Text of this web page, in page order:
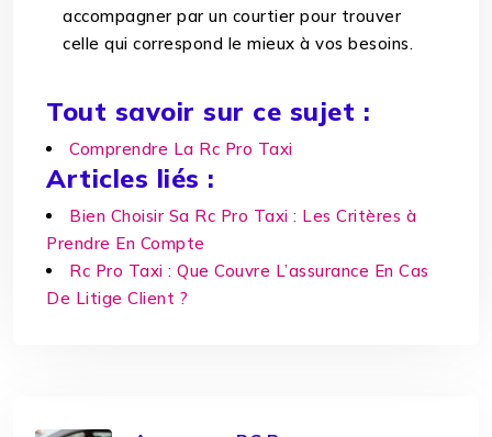
accompagner par un courtier pour trouver
celle qui correspond le mieux à vos besoins.
Tout savoir sur ce sujet :
Comprendre La Rc Pro Taxi
Articles liés :
Bien Choisir Sa Rc Pro Taxi : Les Critères à
Prendre En Compte
Rc Pro Taxi : Que Couvre L’assurance En Cas
De Litige Client ?